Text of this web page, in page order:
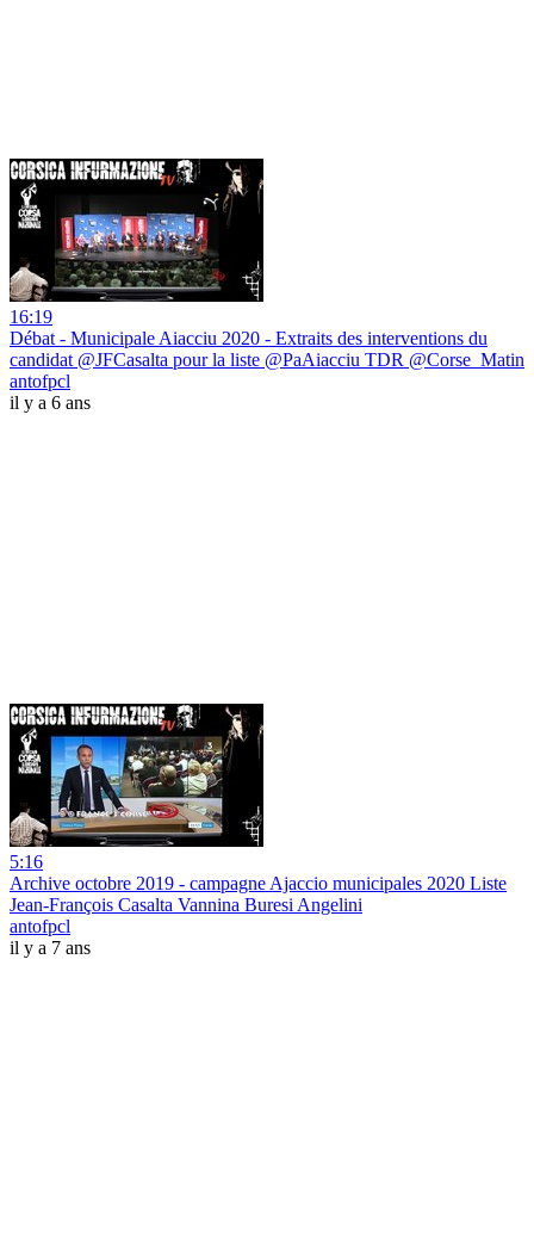
16:19
Débat - Municipale Aiacciu 2020 - Extraits des interventions du
candidat @JFCasalta pour la liste @PaAiacciu TDR @Corse_Matin
antofpcl
il y a 6 ans
5:16
Archive octobre 2019 - campagne Ajaccio municipales 2020 Liste
Jean-François Casalta Vannina Buresi Angelini
antofpcl
il y a 7 ans